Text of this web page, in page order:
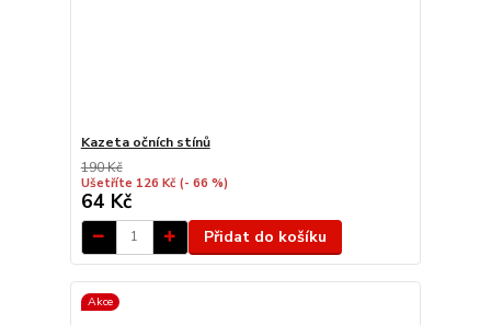
Kazeta očních stínů
190 Kč
Ušetříte 126 Kč (- 66 %)
64 Kč
Přidat do košíku
Akce